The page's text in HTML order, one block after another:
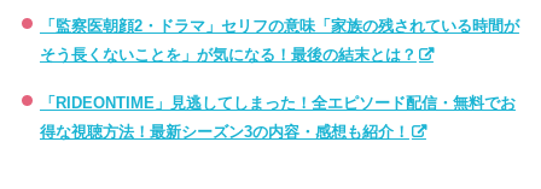
「監察医朝顔2・ドラマ」セリフの意味「家族の残されている時間が
そう長くないことを」が気になる！最後の結末とは？
「RIDEONTIME」見逃してしまった！全エピソード配信・無料でお
得な視聴方法！最新シーズン3の内容・感想も紹介！